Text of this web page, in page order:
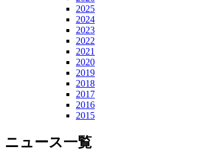
2025
2024
2023
2022
2021
2020
2019
2018
2017
2016
2015
ニュース一覧